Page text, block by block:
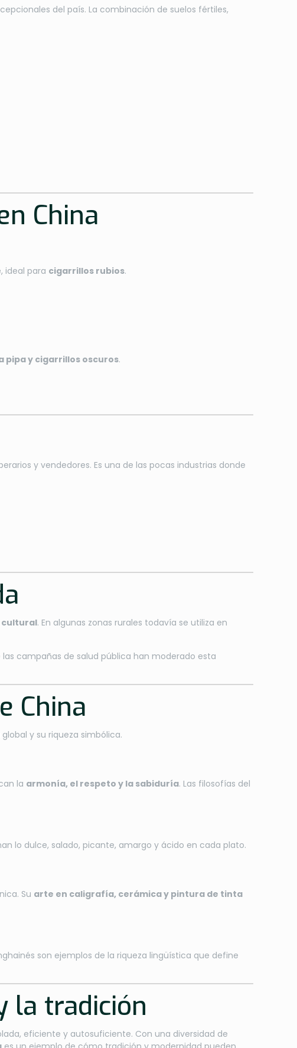
del país. La combinación de suelos fértiles,
China
ideal para cigarrillos rubios.
pipa y cigarrillos oscuros.
y vendedores. Es una de las pocas industrias donde
cultural. En algunas zonas rurales todavía se utiliza en
campañas de salud pública han moderado esta
China
y su riqueza simbólica.
la armonía, el respeto y la sabiduría. Las filosofías del
lo dulce, salado, picante, amargo y ácido en cada plato.
Su arte en caligrafía, cerámica y pintura de tinta
son ejemplos de la riqueza lingüística que define
la tradición
eficiente y autosuficiente. Con una diversidad de